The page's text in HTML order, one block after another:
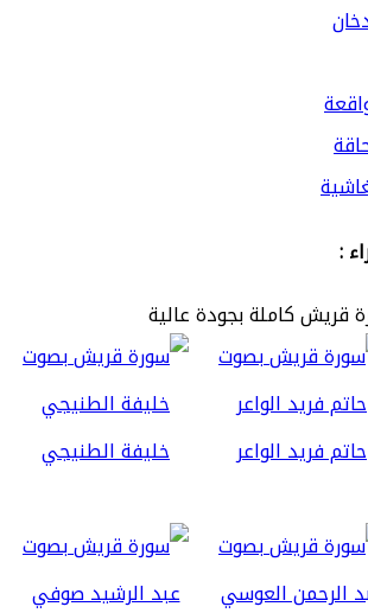
:
قريش كاملة بجودة عالية
حاتم فريد الواعر خليفة الطنيجي